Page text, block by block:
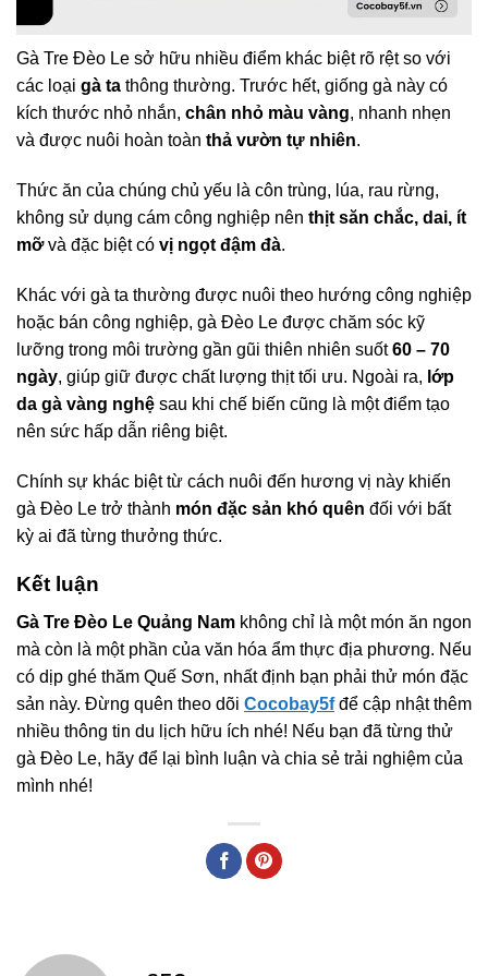
Gà Tre Đèo Le sở hữu nhiều điểm khác biệt rõ rệt so với
các loại gà ta thông thường. Trước hết, giống gà này có
kích thước nhỏ nhắn, chân nhỏ màu vàng, nhanh nhẹn
và được nuôi hoàn toàn thả vườn tự nhiên.
Thức ăn của chúng chủ yếu là côn trùng, lúa, rau rừng,
không sử dụng cám công nghiệp nên thịt săn chắc, dai, ít
mỡvà đặc biệt có vị ngọt đậm đà.
Khác với gà ta thường được nuôi theo hướng công nghiệp
hoặc bán công nghiệp, gà Đèo Le được chăm sóc kỹ
lưỡng trong môi trường gần gũi thiên nhiên suốt60 – 70
ngày, giúp giữ được chất lượng thịt tối ưu. Ngoài ra, lớp
da gà vàng nghệ sau khi chế biến cũng là một điểm tạo
nên sức hấp dẫn riêng biệt.
Chính sự khác biệt từ cách nuôi đến hương vị này khiến
gà Đèo Le trở thành món đặc sản khó quên đối với bất
kỳ ai đã từng thưởng thức.
Kết luận
Gà Tre Đèo Le Quảng Nam không chỉ là một món ăn ngon
mà còn là một phần của văn hóa ẩm thực địa phương. Nếu
có dịp ghé thăm Quế Sơn, nhất định bạn phải thử món đặc
sản này. Đừng quên theo dõi Cocobay5fđể cập nhật thêm
nhiều thông tin du lịch hữu ích nhé! Nếu bạn đã từng thử
gà Đèo Le, hãy để lại bình luận và chia sẻ trải nghiệm của
mình nhé!